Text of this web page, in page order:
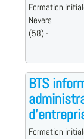
Formation
Nevers
(58) -
BTS
Formation